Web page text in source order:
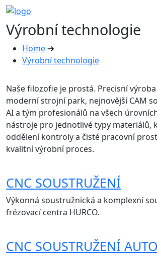
Výrobní technologie
Home
Výrobní technologie
Naše filozofie je prostá. Precisní
moderní strojní park, nejnovější CAM
AI a tým profesionálů na všech
nástroje pro jednotlivé typy materiálů,
oddělení kontroly a čisté pracovní
kvalitní výrobní proces.
CNC SOUSTRUŽENÍ
Výkonná soustružnická a komplexní
frézovací centra HURCO.
CNC SOUSTRUŽENÍ